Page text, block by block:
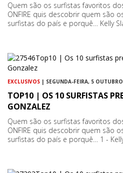
Quem são os surfistas favoritos
ONFIRE quis descobrir quem são
surfistas do país e porquê… Kelly
EXCLUSIVOS | SEGUNDA-FEIRA, 5
TOP10 | OS 10 SURFISTAS
GONZALEZ
Quem são os surfistas favoritos
ONFIRE quis descobrir quem são
surfistas do país e porquê… 1 -